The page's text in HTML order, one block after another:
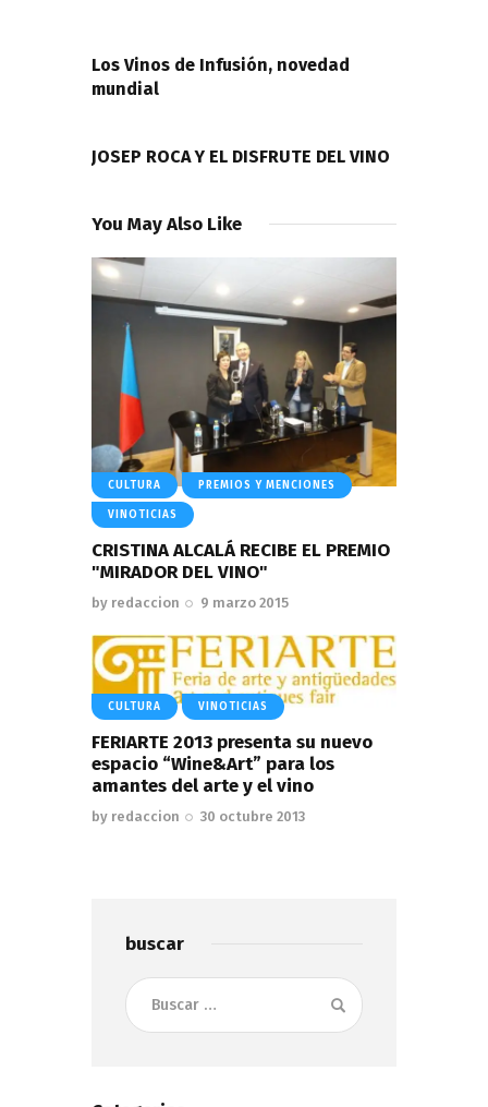
entradas
Los Vinos de Infusión, novedad
mundial
JOSEP ROCA Y EL DISFRUTE DEL VINO
You May Also Like
CULTURA PREMIOS Y MENCIONES
VINOTICIAS
CRISTINA ALCALÁ RECIBE EL PREMIO
"MIRADOR DEL VINO"
by redaccion 9 marzo 2015
CULTURA VINOTICIAS
FERIARTE 2013 presenta su nuevo
espacio “Wine&Art” para los
amantes del arte y el vino
by redaccion 30 octubre 2013
buscar
Buscar: